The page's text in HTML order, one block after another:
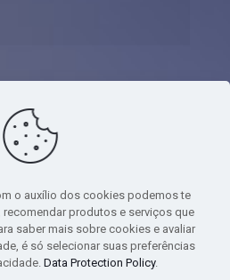
de Seguros Ltda - CNPJ:
- SUSEP: 100637106 AV DOS
- VILA YARA - OSASCO - UF SP -
- (11) 8251-9266
o auxílio dos cookies podemos te
recomendar produtos e serviços que
saber mais sobre cookies e avaliar
é só selecionar suas preferências
Data Protection Policy.